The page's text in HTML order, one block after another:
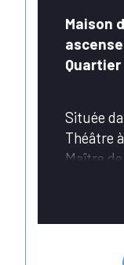
Maison
Située
Théâtre
Maître